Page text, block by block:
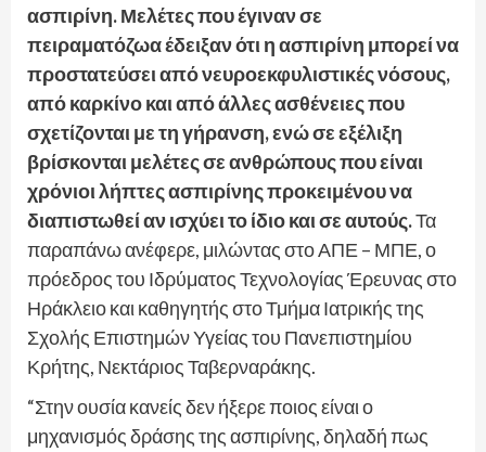
ασπιρίνη. Μελέτες που έγιναν σε
πειραματόζωα έδειξαν ότι η ασπιρίνη μπορεί να
προστατεύσει από νευροεκφυλιστικές νόσους,
από καρκίνο και από άλλες ασθένειες που
σχετίζονται με τη γήρανση, ενώ σε εξέλιξη
βρίσκονται μελέτες σε ανθρώπους που είναι
χρόνιοι λήπτες ασπιρίνης προκειμένου να
διαπιστωθεί αν ισχύει το ίδιο και σε αυτούς.Τα
παραπάνω ανέφερε, μιλώντας στο ΑΠΕ – ΜΠΕ, ο
πρόεδρος του Ιδρύματος Τεχνολογίας Έρευνας στο
Ηράκλειο και καθηγητής στο Τμήμα Ιατρικής της
Σχολής Επιστημών Υγείας του Πανεπιστημίου
Κρήτης, Νεκτάριος Ταβερναράκης.
“Στην ουσία κανείς δεν ήξερε ποιος είναι ο
μηχανισμός δράσης της ασπιρίνης, δηλαδή πως